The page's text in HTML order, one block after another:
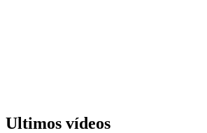
Ultimos vídeos